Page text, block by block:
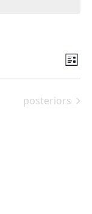
de
de
Llista
Esdeveniments
posteriors